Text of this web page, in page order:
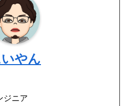
やん
ジニア